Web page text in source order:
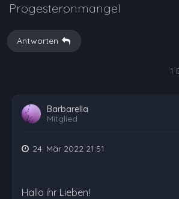
Progesteronmangel
Antworten
1
Barbarella
Mitglied
24. Mär 2022 21:51
Hallo ihr Lieben!